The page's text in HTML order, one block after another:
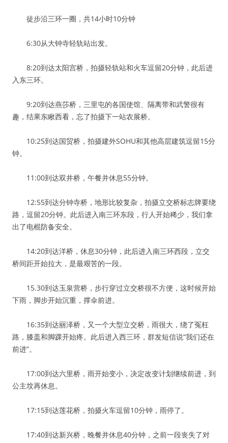
徒步沿三环一圈，共14小时10分钟
6:30从大钟寺轻轨站出发。
8:20到达太阳宫桥，拍摄轻轨站和火车逗留20分钟，此后进
入东三环。
9:20到达燕莎桥，三里屯的各国使馆、隔离带和武警很有
趣，结果东瞅西看，忘了拍摄下一站农展桥。
10:25到达国贸桥，拍摄建外SOHU和其他高层建筑逗留15分
钟。
11:00到达双井桥，午餐并休息55分钟。
12:55到达分钟寺桥，地形比较复杂，拍摄立交桥标志牌要绕
路，逗留20分钟。此后进入南三环东段，行人开始稀少，我们拿
出了电棍防备安全。
14:20到达洋桥，休息30分钟，此后进入南三环西段，立交
桥间距开始拉大，是最艰苦的一段。
15.30到达玉泉营桥，步行穿过立交桥很不方便，这时候开始
下雨，脚步开始沉重，撑伞前进。
16:35到达丽泽桥，又一个大型立交桥，雨很大，绕了冤枉
路，膝盖和脚踝开始疼。此后进入西三环，群发短信说“我们还在
前进”。
17:00到达六里桥，雨开始变小，决定改变计划继续前进，到
公主坟再休息。
17:15到达莲花桥，拍摄火车逗留10分钟，雨停了。
17:40到达新兴桥，晚餐并休息40分钟，之前一段丧失了对